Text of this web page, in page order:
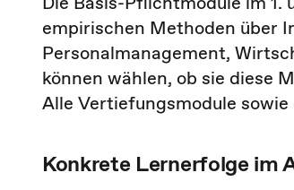
empirischen Methoden über
Personalmanagement,
können wählen, ob sie diese
Alle Vertiefungsmodule
Konkrete Lernerfolge im